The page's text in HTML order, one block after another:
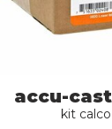
accu-
kit